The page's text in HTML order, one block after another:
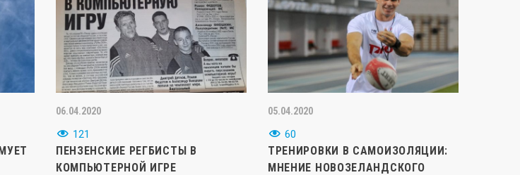
06.04.2020
121
ПЕНЗЕНСКИЕ РЕГБИСТЫ В
КОМПЬЮТЕРНОЙ ИГРЕ
05.04.2020
60
ТРЕНИРОВКИ В САМОИЗОЛЯЦИИ:
МНЕНИЕ НОВОЗЕЛАНДСКОГО